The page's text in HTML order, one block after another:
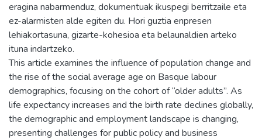
eragina nabarmenduz, dokumentuak ikuspegi berritzaile eta
ez-alarmisten alde egiten du. Hori guztia enpresen
lehiakortasuna, gizarte-kohesioa eta belaunaldien arteko
ituna indartzeko.
This article examines the influence of population change and
the rise of the social average age on Basque labour
demographics, focusing on the cohort of “older adults”. As
life expectancy increases and the birth rate declines globally,
the demographic and employment landscape is changing,
presenting challenges for public policy and business